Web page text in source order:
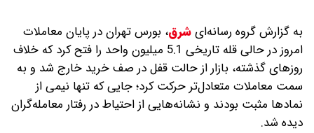
به گزارش گروه رسانه‌ایشرق، بورس تهران در پایان معاملات
امروز در حالی قله تاریخی 5.1 میلیون واحد را فتح کرد که خلاف
روزهای گذشته، بازار از حالت قفل در صف خرید خارج شد و به
سمت معاملات متعادل‌تر حرکت کرد؛ جایی که تنها نیمی از
نمادها مثبت بودند و نشانه‌هایی از احتیاط در رفتار معامله‌گران
دیده شد.